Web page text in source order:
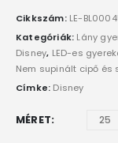
Cikkszám: LE-
Kategóriák: Lány
Disney, LED-es
Nem supinált cipő és
Címke: Disney
MÉRET 25